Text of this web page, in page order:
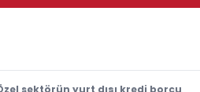
sektörün yurt dışı kredi borcu